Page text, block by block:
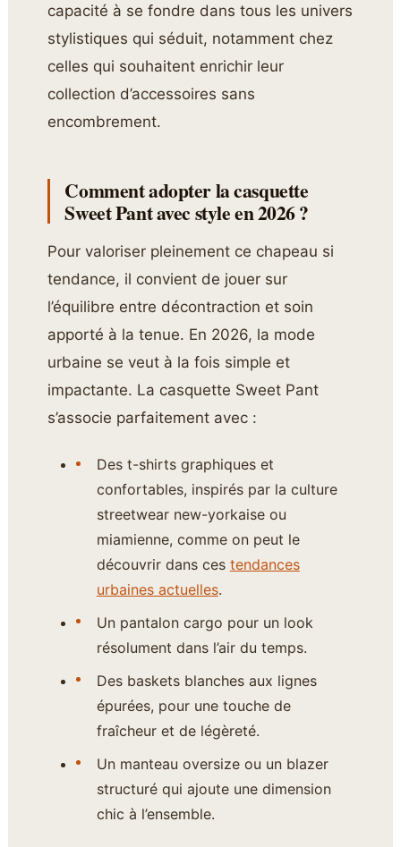
capacité à se fondre dans tous les univers
stylistiques qui séduit, notamment chez
celles qui souhaitent enrichir leur
collection d’accessoires sans
encombrement.
Comment adopter la casquette
Sweet Pant avec style en 2026 ?
Pour valoriser pleinement ce chapeau si
tendance, il convient de jouer sur
l’équilibre entre décontraction et soin
apporté à la tenue. En 2026, la mode
urbaine se veut à la fois simple et
impactante. La casquette Sweet Pant
s’associe parfaitement avec :
Des t-shirts graphiques et
confortables, inspirés par la culture
streetwear new-yorkaise ou
miamienne, comme on peut le
découvrir dans ces tendances
urbaines actuelles.
Un pantalon cargo pour un look
résolument dans l’air du temps.
Des baskets blanches aux lignes
épurées, pour une touche de
fraîcheur et de légèreté.
Un manteau oversize ou un blazer
structuré qui ajoute une dimension
chic à l’ensemble.